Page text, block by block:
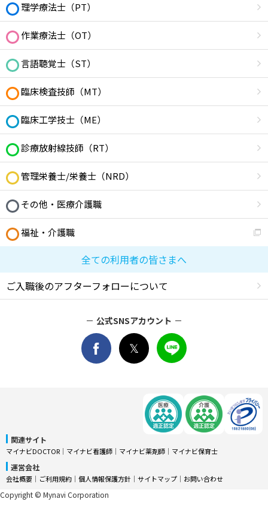
理学療法士（PT）
作業療法士（OT）
言語聴覚士（ST）
臨床検査技師（MT）
臨床工学技士（ME）
診療放射線技師（RT）
管理栄養士/栄養士（NRD）
その他・医療介護職
福祉・介護職
全ての利用者の皆さまへ
ご入職後のアフターフォローについて
公式SNSアカウント
関連サイト
マイナビDOCTOR │ マイナビ看護師 │ マイナビ薬剤師 │ マイナビ保育士
運営会社
会社概要 │ ご利用規約 │ 個人情報保護方針 │ サイトマップ │ お問い合わせ
Copyright © Mynavi Corporation